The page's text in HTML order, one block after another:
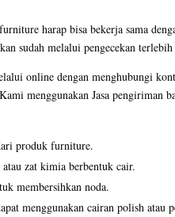
harap bisa bekerja sama
sudah melalui pengecekan
online dengan menghubungi
menggunakan Jasa
produk furniture.
zat kimia berbentuk cair.
membersihkan noda.
menggunakan cairan polish atau